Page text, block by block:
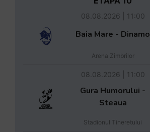
08.08.2026 | 11:00
Baia Mare - Dinamo
Arena Zimbrilor
08.08.2026 | 11:00
Gura Humorului -
Steaua
Stadionul Tineretului